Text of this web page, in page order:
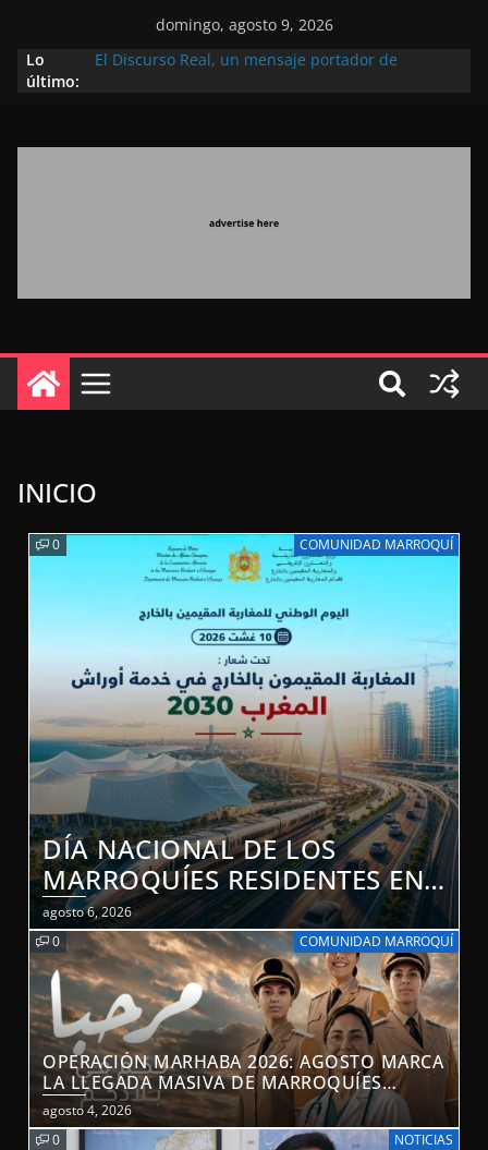
domingo, agosto 9, 2026
Lo
último:
El discurso del Trono refleja la estrategia Real
destinada a consolidar la posición de Marruecos
Extranjero: al servicio de los grandes proyectos de
inversores internacionales en el potencial de
Marruecos gracias a una visión estratégica
(experto chino)
INICIO
0 COMUNIDAD MARROQUÍ
DÍA NACIONAL DE LOS
MARROQUÍES RESIDENTES EN
EL EXTRANJERO: AL SERVICIO
DE LOS GRANDES PROYECTOS
DE MARRUECOS 2030
agosto 6, 2026
0
COMUNIDAD MARROQUÍ
OPERACIÓN MARHABA 2026: AGOSTO MARCA
LA LLEGADA MASIVA DE MARROQUÍES
RESIDENTES EN EL EXTRANJERO
agosto 4, 2026
0
NOTICIAS